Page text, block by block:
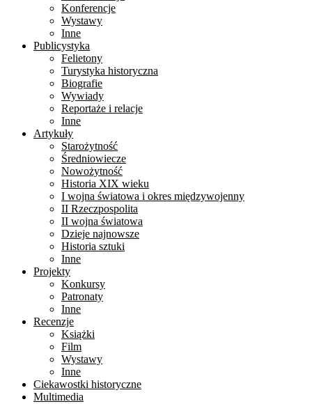
Konferencje
Wystawy
Inne
Publicystyka
Felietony
Turystyka historyczna
Biografie
Wywiady
Reportaże i relacje
Inne
Artykuły
Starożytność
Średniowiecze
Nowożytność
Historia XIX wieku
I wojna światowa i okres międzywojenny
II Rzeczpospolita
II wojna światowa
Dzieje najnowsze
Historia sztuki
Inne
Projekty
Konkursy
Patronaty
Inne
Recenzje
Książki
Film
Wystawy
Inne
Ciekawostki historyczne
Multimedia